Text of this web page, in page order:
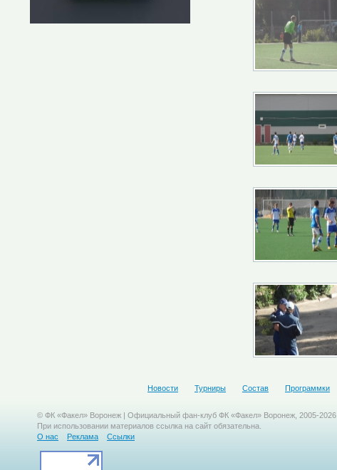
Новости Турниры Состав Программки
© ФК «Факел» Воронеж | Официальный фан-клуб ФК «Факел» Воронеж, 2005-2026
При использовании материалов ссылка на сайт обязательна.
О нас
Реклама Ссылки